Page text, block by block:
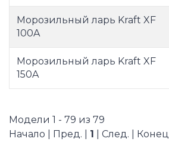
Морозильный ларь Kraft XF
100A
Морозильный ларь Kraft XF
150A
Модели 1 - 79 из 79
Начало | Пред. | 1 | След. | Конец